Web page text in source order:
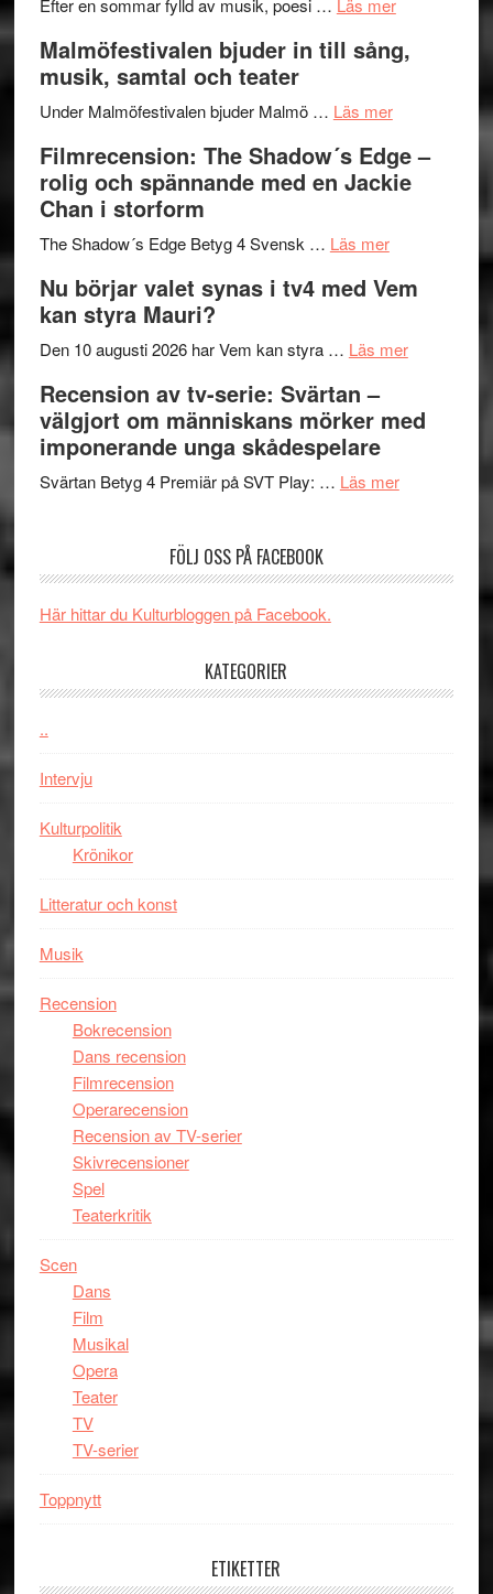
terräng
på
Efter en sommar fylld av musik, poesi … Läs mer
Endre,
Roland
Pöntinen
Artipelag
Malmöfestivalen bjuder in till sång,
musik, samtal och teater
Under Malmöfestivalen bjuder Malmö … Läs merom
bjuder
in
samtal
teater
Filmrecension: The Shadow´s Edge –
rolig och spännande med en Jackie
Chan i storform
The Shadow´s Edge Betyg 4 Svensk … Läs merom
The
´s
rolig
spännande
Chan
Nu börjar valet synas i tv4 med Vem
kan styra Mauri?
Den 10 augusti 2026 har Vem kan styra … Läs merom
valet
kan
Recension av tv-serie: Svärtan –
välgjort om människans mörker med
imponerande unga skådespelare
Svärtan Betyg 4 Premiär på SVT Play: … Läs merom
serie:
om
FÖLJ OSS PÅ FACEBOOK
Här hittar du Kulturbloggen på Facebook.
KATEGORIER
..
Intervju
Kulturpolitik
Krönikor
Litteratur och konst
Musik
Recension
Bokrecension
Dans recension
Filmrecension
Operarecension
Recension av TV-serier
Skivrecensioner
Spel
Teaterkritik
Scen
Dans
Film
Musikal
Opera
Teater
TV
TV-serier
Toppnytt
ETIKETTER